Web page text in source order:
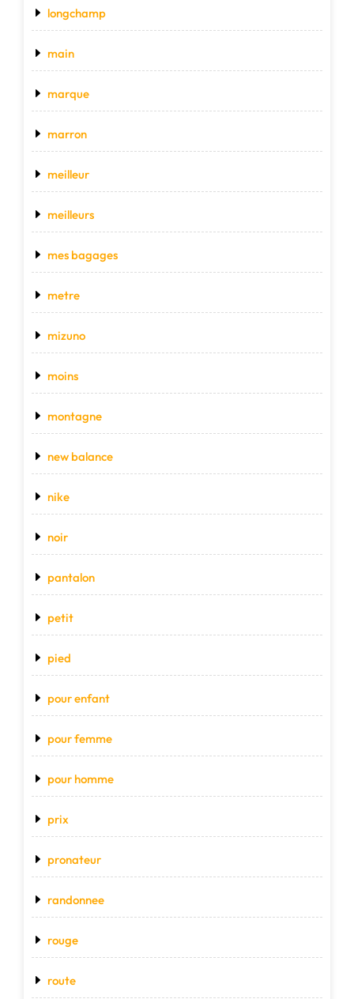
longchamp
main
marque
marron
meilleur
meilleurs
mes bagages
metre
mizuno
moins
montagne
new balance
nike
noir
pantalon
petit
pied
pour enfant
pour femme
pour homme
prix
pronateur
randonnee
rouge
route